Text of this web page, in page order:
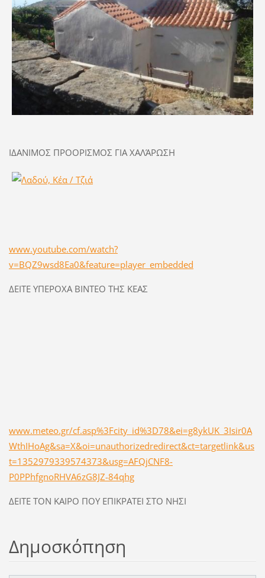
ΙΔΑΝΙΜΟΣ ΠΡΟΟΡΙΣΜΟΣ ΓΙΑ ΧΑΛΆΡΩΣΗ
www.youtube.com/watch?
v=BQZ9wsd8Ea0&feature=player_embedded
ΔΕΙΤΕ ΥΠΕΡΟΧΑ ΒΙΝΤΕΟ ΤΗΣ ΚΕΑΣ
www.meteo.gr/cf.asp%3Fcity_id%3D78&ei=g8ykUK_3Isir0A
WthIHoAg&sa=X&oi=unauthorizedredirect&ct=targetlink&us
t=1352979339574373&usg=AFQjCNF8-
P0PPhfgnoRHVA6zG8JZ-84qhg
ΔΕΙΤΕ ΤΟΝ ΚΑΙΡΟ ΠΟΥ ΕΠΙΚΡΑΤΕΙ ΣΤΟ ΝΗΣΙ
Δημοσκόπηση